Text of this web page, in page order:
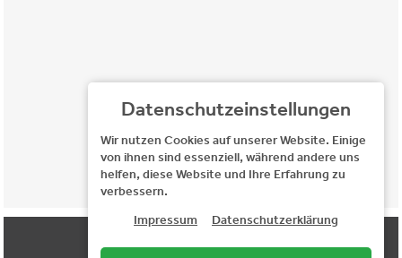
Datenschutzeinstellungen
Wir nutzen Cookies auf unserer Website. Einige
von ihnen sind essenziell, während andere uns
helfen, diese Website und Ihre Erfahrung zu
verbessern.
Impressum
Datenschutzerklärung